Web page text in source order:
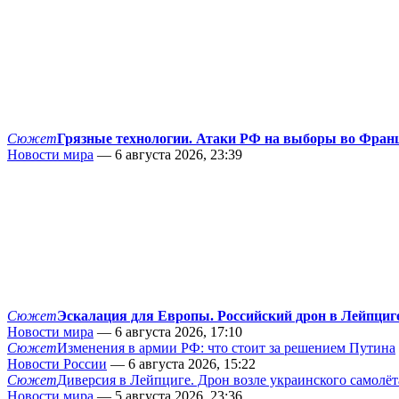
СюжетГрязные технологии. Атаки РФ на выборы во
Новости мира — 6 августа 2026, 23:39
СюжетЭскалация для Европы. Российский дрон в
Новости мира — 6 августа 2026, 17:10
СюжетИзменения в армии РФ: что стоит за решением Путина
Новости России — 6 августа 2026, 15:22
СюжетДиверсия в Лейпциге. Дрон возле украинского